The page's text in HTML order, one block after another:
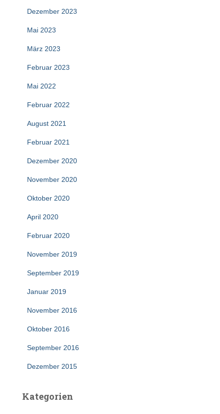
Dezember 2023
Mai 2023
März 2023
Februar 2023
Mai 2022
Februar 2022
August 2021
Februar 2021
Dezember 2020
November 2020
Oktober 2020
April 2020
Februar 2020
November 2019
September 2019
Januar 2019
November 2016
Oktober 2016
September 2016
Dezember 2015
Kategorien